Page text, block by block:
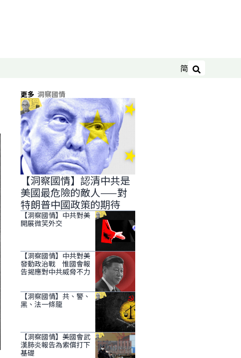
简 搜尋
更多 洞察國情
【洞察國情】認清中共是
美國最危險的敵人——對
特朗普中國政策的期待
【洞察國情】中共對美
開展微笑外交
【洞察國情】中共對美
發動政治戰 惟國會報
告揭應對中共威脅不力
【洞察國情】共、警、
黑、法一條龍
【洞察國情】美國會武
漢肺炎報告為索償打下
基礎